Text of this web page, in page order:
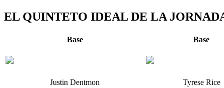
EL QUINTETO IDEAL DE LA
Base Base
Justin Dentmon Tyrese Rice